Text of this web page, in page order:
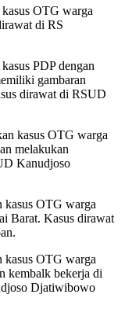
OTG warga
di RS
PDP dengan
gambaran
dirawat di RSUD
kasus OTG warga
melakukan
Kanudjoso
kasus OTG warga
Barat. Kasus dirawat
kasus OTG warga
kembalk bekerja di
Djatiwibowo